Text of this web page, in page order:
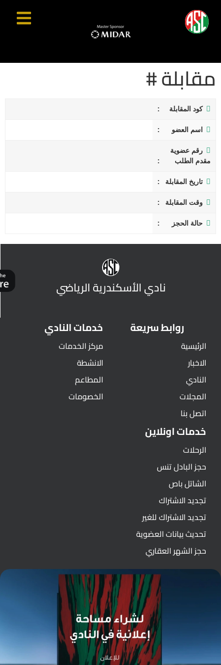
مقابلة #
كود المقابلة
اسم العضو
رقم عضوية
مقدم الطلب
تاريخ المقابلة
وقت المقابلة
حالة الحجز
نادي الأسكندرية الرياضي
روابط سريعة
الرئيسية
الاخبار
النادي
المجلات
اتصل بنا
خدمات النادي
مركز الخدمات
الانشطة
المطاعم
الخصومات
خدمات اونلاين
الرحلات
حجز البادل تنس
الشاتل باص
تجديد الاشتراك
تجديد الاشتراك للغير
تحديث بيانات العضوية
حجز الشهر العقاري